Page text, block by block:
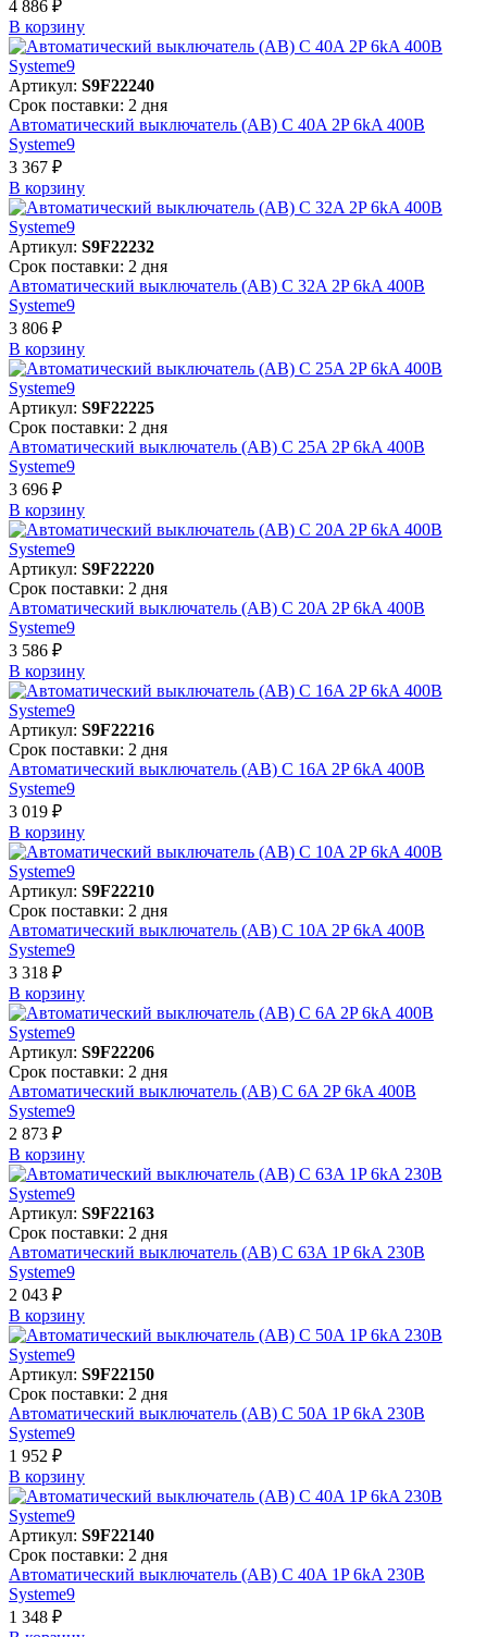
4 886 ₽
В корзинy
Артикул: S9F22240
Срок поставки: 2 дня
Автоматический выключатель (АВ) C 40A 2P 6kA 400В
Systeme9
3 367 ₽
В корзинy
Артикул: S9F22232
Срок поставки: 2 дня
Автоматический выключатель (АВ) C 32A 2P 6kA 400В
Systeme9
3 806 ₽
В корзинy
Артикул: S9F22225
Срок поставки: 2 дня
Автоматический выключатель (АВ) C 25A 2P 6kA 400В
Systeme9
3 696 ₽
В корзинy
Артикул: S9F22220
Срок поставки: 2 дня
Автоматический выключатель (АВ) C 20A 2P 6kA 400В
Systeme9
3 586 ₽
В корзинy
Артикул: S9F22216
Срок поставки: 2 дня
Автоматический выключатель (АВ) C 16A 2P 6kA 400В
Systeme9
3 019 ₽
В корзинy
Артикул: S9F22210
Срок поставки: 2 дня
Автоматический выключатель (АВ) C 10A 2P 6kA 400В
Systeme9
3 318 ₽
В корзинy
Артикул: S9F22206
Срок поставки: 2 дня
Автоматический выключатель (АВ) C 6A 2P 6kA 400В
Systeme9
2 873 ₽
В корзинy
Артикул: S9F22163
Срок поставки: 2 дня
Автоматический выключатель (АВ) C 63A 1P 6kA 230В
Systeme9
2 043 ₽
В корзинy
Артикул: S9F22150
Срок поставки: 2 дня
Автоматический выключатель (АВ) C 50A 1P 6kA 230В
Systeme9
1 952 ₽
В корзинy
Артикул: S9F22140
Срок поставки: 2 дня
Автоматический выключатель (АВ) C 40A 1P 6kA 230В
Systeme9
1 348 ₽